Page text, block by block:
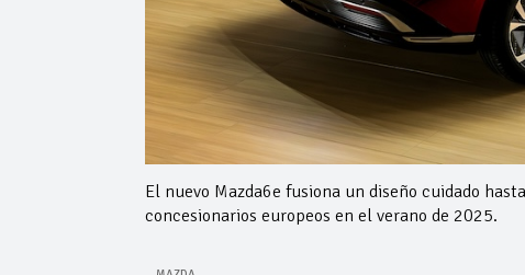
El nuevo Mazda6e fusiona un diseño cuidado
concesionarios europeos en el verano de 2025.